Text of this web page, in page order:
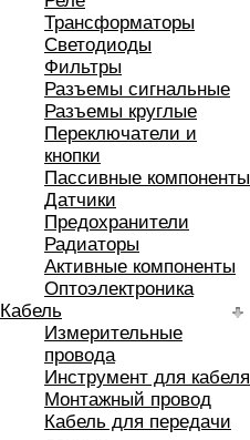
Трансформаторы
Светодиоды
Фильтры
Разъемы сигнальные
Разъемы круглые
Переключатели и
кнопки
Пассивные компоненты
Датчики
Предохранители
Радиаторы
Активные компоненты
Оптоэлектроника
Кабель
Измерительные
провода
Инструмент для кабеля
Монтажный провод
Кабель для передачи